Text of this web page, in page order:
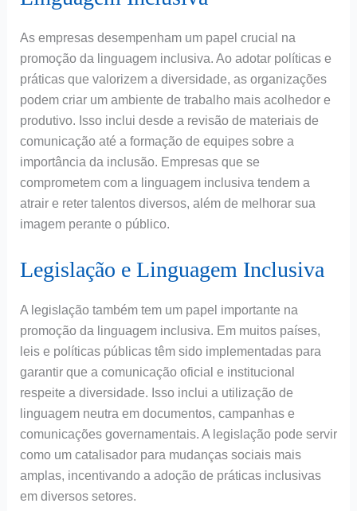
As empresas desempenham um papel crucial na
promoção da linguagem inclusiva. Ao adotar políticas e
práticas que valorizem a diversidade, as organizações
podem criar um ambiente de trabalho mais acolhedor e
produtivo. Isso inclui desde a revisão de materiais de
comunicação até a formação de equipes sobre a
importância da inclusão. Empresas que se
comprometem com a linguagem inclusiva tendem a
atrair e reter talentos diversos, além de melhorar sua
imagem perante o público.
Legislação e Linguagem Inclusiva
A legislação também tem um papel importante na
promoção da linguagem inclusiva. Em muitos países,
leis e políticas públicas têm sido implementadas para
garantir que a comunicação oficial e institucional
respeite a diversidade. Isso inclui a utilização de
linguagem neutra em documentos, campanhas e
comunicações governamentais. A legislação pode servir
como um catalisador para mudanças sociais mais
amplas, incentivando a adoção de práticas inclusivas
em diversos setores.